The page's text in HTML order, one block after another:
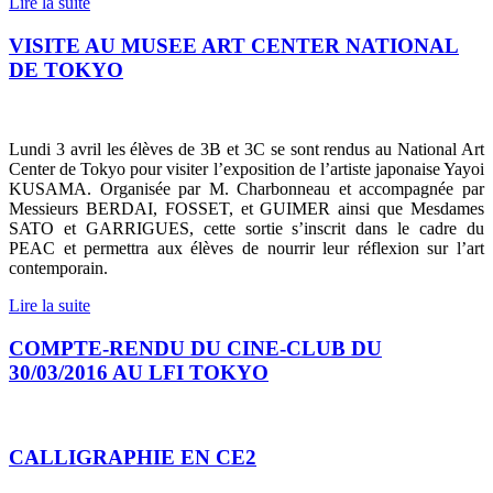
VISITE AU MUSEE ART CENTER NATIONAL
DE TOKYO
Lundi 3 avril les élèves de 3B et 3C se sont rendus au National Art
Center de Tokyo pour visiter l’exposition de l’artiste japonaise Yayoi
KUSAMA. Organisée par M. Charbonneau et accompagnée par
Messieurs BERDAI, FOSSET, et GUIMER ainsi que Mesdames
SATO et GARRIGUES, cette sortie s’inscrit dans le cadre du
PEAC et permettra aux élèves de nourrir leur réflexion sur l’art
contemporain.
Lire la suite
COMPTE-RENDU DU CINE-CLUB DU
30/03/2016 AU LFI TOKYO
CALLIGRAPHIE EN CE2